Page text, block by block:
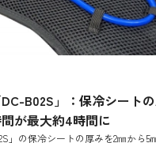
B02S」：保冷シート
が最大約4時間に
」の保冷シートの厚みを2㎜から5